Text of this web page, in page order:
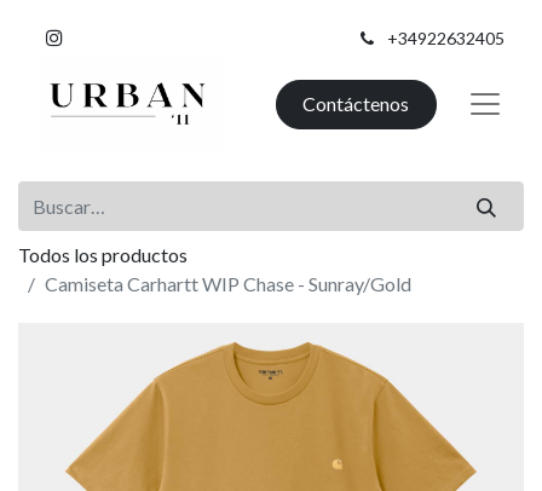
+34922632405
Contáctenos
Todos los productos
Camiseta Carhartt WIP Chase - Sunray/Gold